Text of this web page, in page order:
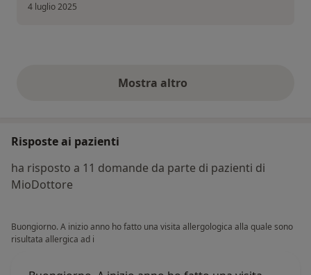
4 luglio 2025
Mostra altroopinioni di cui sopra
Risposte ai pazienti
ha risposto a 11 domande da parte di pazienti di
MioDottore
Buongiorno. A inizio anno ho fatto una visita allergologica alla quale sono
risultata allergica ad i